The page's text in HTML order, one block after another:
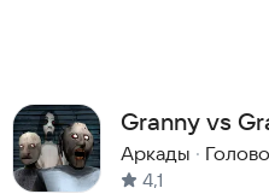
Granny vs
Seek Horror
Аркады ·
4,1